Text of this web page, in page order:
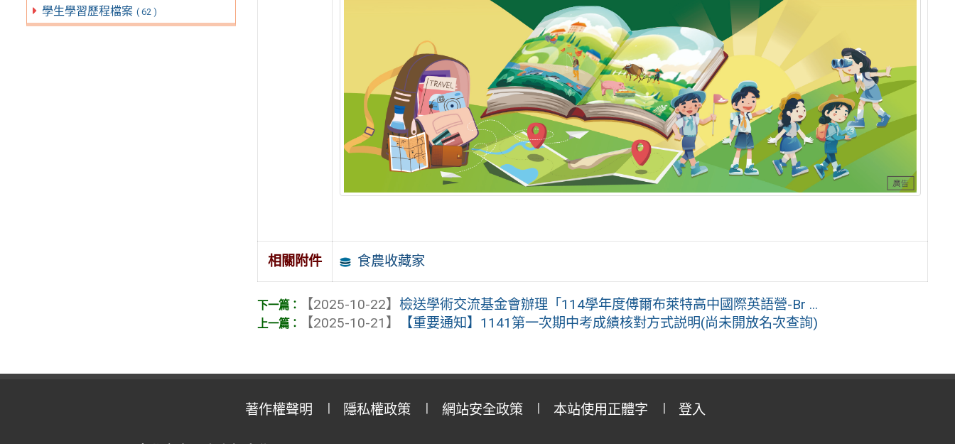
學生學習歷程檔案 ( 62 )
相關附件 食農收藏家
【2025-10-22】檢送學術交流基金會辦理「114學年度傅爾布萊特高中國際英語營-Br ...
【2025-10-21】
【重要通知】1141第一次期中考成績核對方式説明(尚未開放名次查詢)
著作權聲明 隱私權政策 網站安全政策 本站使用正體字 登入